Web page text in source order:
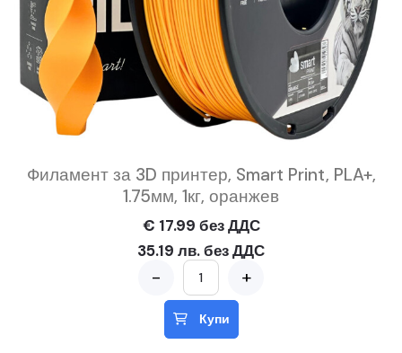
Филамент за 3D принтер, Smart Print, PLA+,
1.75мм, 1кг, оранжев
€ 17.99 без ДДС
35.19 лв. без ДДС
- +
Купи